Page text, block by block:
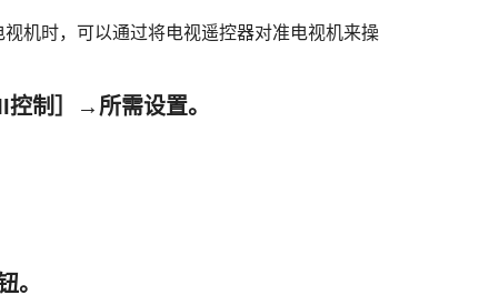
机时，可以通过将电视遥控器对准电视机来操
控制］ →所需设置。
。